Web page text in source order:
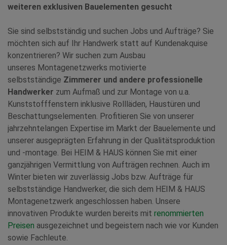
weiteren exklusiven Bauelementen gesucht
Sie sind selbstständig und suchen Jobs und Aufträge? Sie
möchten sich auf Ihr Handwerk statt auf Kundenakquise
konzentrieren? Wir suchen zum Ausbau
unseres Montagenetzwerks motivierte
selbstständige Zimmerer und andere professionelle
Handwerker zum Aufmaß und zur Montage von u.a.
Kunststofffenstern inklusive Rollläden, Haustüren und
Beschattungselementen. Profitieren Sie von unserer
jahrzehntelangen Expertise im Markt der Bauelemente und
unserer ausgeprägten Erfahrung in der Qualitätsproduktion
und -montage. Bei HEIM & HAUS können Sie mit einer
ganzjährigen Vermittlung von Aufträgen rechnen. Auch im
Winter bieten wir zuverlässig Jobs bzw. Aufträge für
selbstständige Handwerker, die sich dem HEIM & HAUS
Montagenetzwerk angeschlossen haben. Unsere
innovativen Produkte wurden bereits mit renommierten
Preisen ausgezeichnet und begeistern nach wie vor Kunden
sowie Fachleute.